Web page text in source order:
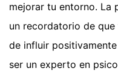
mejorar tu entorno. La
un recordatorio de
de influir
ser un experto en